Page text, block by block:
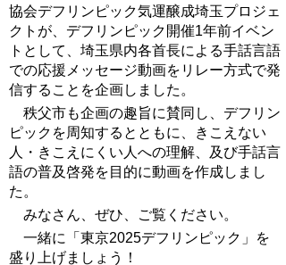
協会デフリンピック気運醸成埼玉プロジェ
クトが、デフリンピック開催1年前イベン
トとして、埼玉県内各首長による手話言語
での応援メッセージ動画をリレー方式で発
信することを企画しました。
秩父市も企画の趣旨に賛同し、デフリン
ピックを周知するとともに、きこえない
人・きこえにくい人への理解、及び手話言
語の普及啓発を目的に動画を作成しまし
た。
みなさん、ぜひ、ご覧ください。
一緒に「東京2025デフリンピック」を
盛り上げましょう！